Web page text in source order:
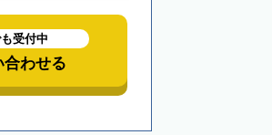
受付中
合わせる